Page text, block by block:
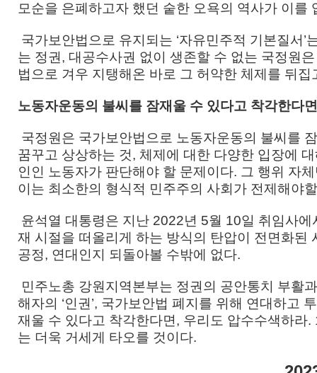
모순을 은폐하고자 했던 숱한 오욕의 역사가 이를
국가보안법으로 유지되는 ‘자유민주적 기본질서
는 정권, 대공수사권 없이 생존할 수 없는 국정원
법으로 겨우 지탱해온 바로 그 허약한 체제를 뒤
노동자운동의 불씨를 잠재울 수 있다고 착각한다
국정원은 국가보안법으로 노동자운동의 불씨를
꿈꾸고 상상하는 것, 체제에 대한 다양한 입장에
인인 노동자가 판단해야 할 문제이다. 그 행위 자
이는 최소한의 형식적 민주주의 사회가 전제해야
윤석열 대통령은 지난 2022년 5월 10일 취임사에
재 시절을 떠올리게 하는 방식의 탄압이 전면화된
공정, 연대인지 되돌아볼 수밖에 없다.
민주노총 강원지역본부는 정권의 공안통치 부활
해자의 ‘인권’, 국가보안법 폐지를 위해 연대하고
재울 수 있다고 착각한다면, 우리도 압수수색하
는 더욱 거세게 타오를 것이다.